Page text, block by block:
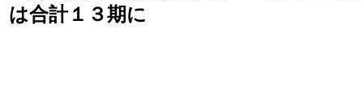
は合計１３期に